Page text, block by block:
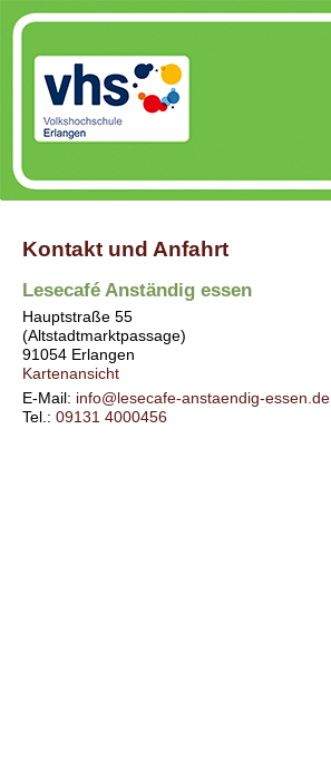
Kontakt und Anfahrt
Lesecafé Anständig essen
Hauptstraße 55
(Altstadtmarktpassage)
91054 Erlangen
Kartenansicht
E-Mail: info@lesecafe-anstaendig-essen.de
Tel.: 09131 4000456